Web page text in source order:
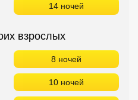
14 ночей
взрослых
8 ночей
10 ночей